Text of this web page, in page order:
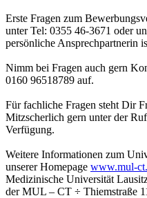
Erste Fragen zum
unter Tel: 0355 46-3671 oder
persönliche Ansprechpartnerin
Nimm bei Fragen auch gern
0160 96518789 auf.
Für fachliche Fragen steht Dir
Mitzscherlich gern unter der
Verfügung.
Weitere Informationen zum
unserer Homepage www.mul-
Medizinische Universität
der MUL – CT ÷ Thiemstraße